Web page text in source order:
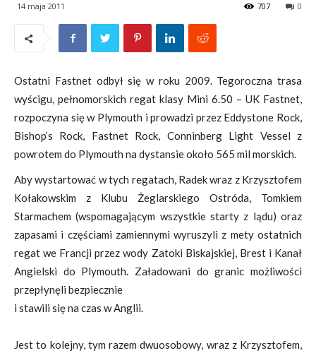
14 maja 2011 0
707
Ostatni Fastnet odbył się w roku 2009. Tegoroczna trasa
wyścigu, pełnomorskich regat klasy Mini 6.50 – UK Fastnet,
rozpoczyna się w Plymouth i prowadzi przez Eddystone Rock,
Bishop’s Rock, Fastnet Rock, Conninberg Light Vessel z
powrotem do Plymouth na dystansie około 565 mil morskich.
Aby wystartować w tych regatach, Radek wraz z Krzysztofem
Kołakowskim z Klubu Żeglarskiego Ostróda, Tomkiem
Starmachem (wspomagającym wszystkie starty z lądu) oraz
zapasami i częściami zamiennymi wyruszyli z mety ostatnich
regat we Francji przez wody Zatoki Biskajskiej, Brest i Kanał
Angielski do Plymouth. Załadowani do granic możliwości
przepłynęli bezpiecznie
i stawili się na czas w Anglii.
Jest to kolejny, tym razem dwuosobowy, wraz z Krzysztofem,